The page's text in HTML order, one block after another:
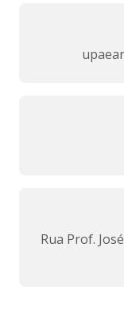
Rua Prof.